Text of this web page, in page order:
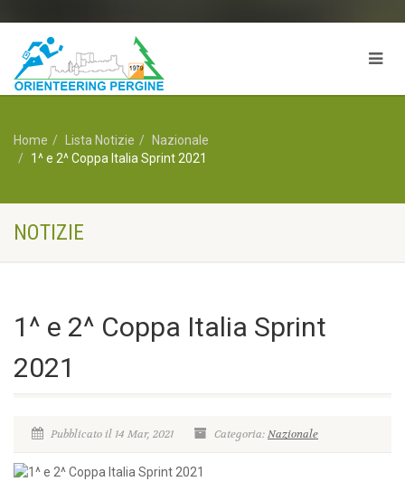
Home Lista Notizie
Nazionale
1^ e 2^ Coppa Italia Sprint 2021
NOTIZIE
1^ e 2^ Coppa Italia Sprint
2021
Pubblicato il 14 Mar, 2021 Categoria:Nazionale